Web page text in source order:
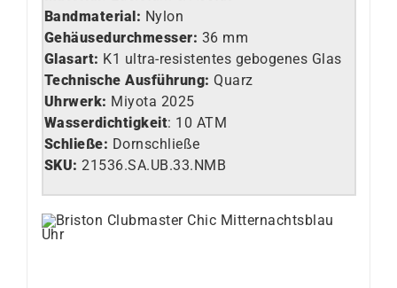
Bandmaterial: Nylon
Gehäusedurchmesser: 36 mm
Glasart: K1 ultra-resistentes gebogenes Glas
Technische Ausführung: Quarz
Uhrwerk: Miyota 2025
Wasserdichtigkeit: 10 ATM
Schließe: Dornschließe
SKU: 21536.SA.UB.33.NMB